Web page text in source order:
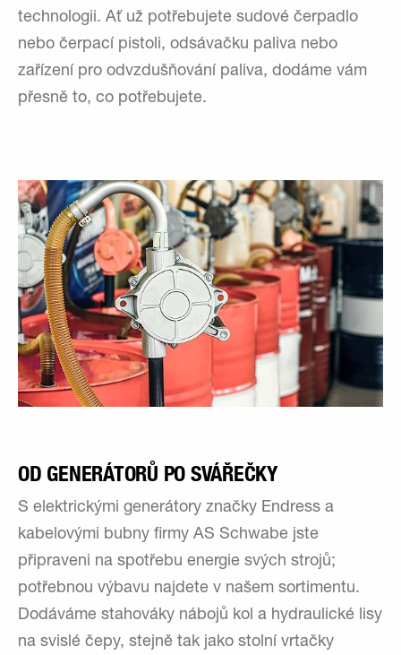
technologii. Ať už potřebujete sudové čerpadlo
nebo čerpací pistoli, odsávačku paliva nebo
zařízení pro odvzdušňování paliva, dodáme vám
přesně to, co potřebujete.
OD GENERÁTORŮ PO SVÁŘEČKY
S elektrickými generátory značky Endress a
kabelovými bubny firmy AS Schwabe jste
připraveni na spotřebu energie svých strojů;
potřebnou výbavu najdete v našem sortimentu.
Dodáváme stahováky nábojů kol a hydraulické lisy
na svislé čepy, stejně tak jako stolní vrtačky